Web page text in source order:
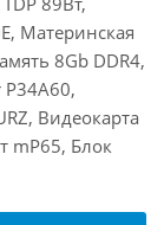
Материнская
8Gb DDR4,
P34A60,
Видеокарта
mP65, Блок